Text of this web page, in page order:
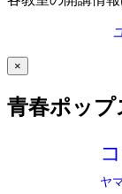
×
青春ポップ
ヤ